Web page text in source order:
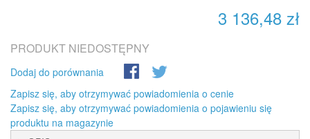
3 136,48 zł
PRODUKT NIEDOSTĘPNY
Dodaj do porównania
Zapisz się, aby otrzymywać powiadomienia o cenie
Zapisz się, aby otrzymywać powiadomienia o pojawieniu się
produktu na magazynie